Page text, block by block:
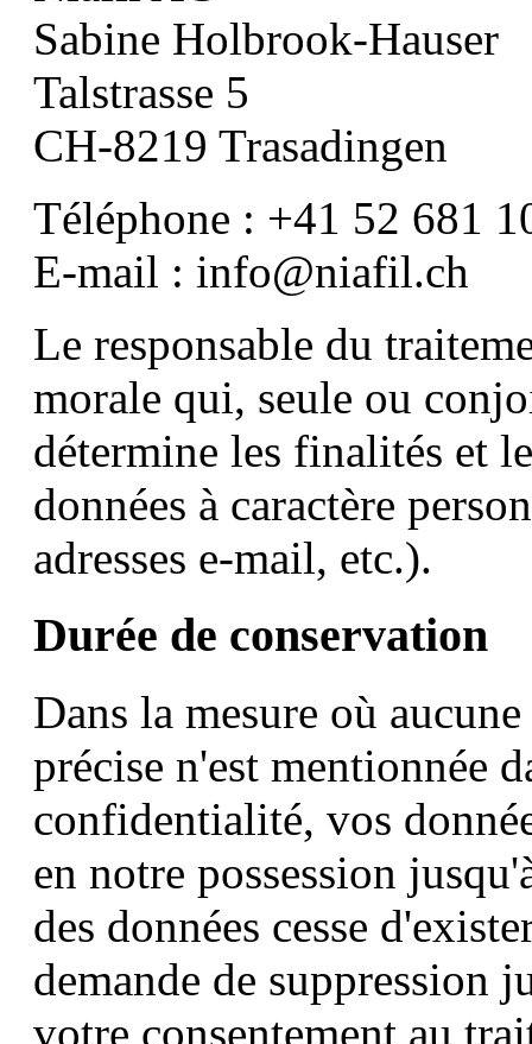
Sabine Holbrook-Hauser
Talstrasse 5
CH-8219 Trasadingen
Téléphone : +41 52 681
E-mail : info@niafil.ch
Le responsable du
morale qui, seule ou
détermine les finalités et
données à caractère
adresses e-mail, etc.).
Durée de conservation
Dans la mesure où
précise n'est mentionnée
confidentialité, vos
en notre possession
des données cesse
demande de suppression
votre consentement au